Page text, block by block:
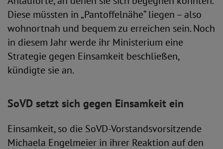
Diese müssten in „Pantoffelnähe“ liegen – also
wohnortnah und bequem zu erreichen sein. Noch
in diesem Jahr werde ihr Ministerium eine
Strategie gegen Einsamkeit beschließen,
kündigte sie an.
SoVD setzt sich gegen Einsamkeit ein
Einsamkeit, so die SoVD-Vorstandsvorsitzende
Michaela Engelmeier in ihrer Reaktion auf den